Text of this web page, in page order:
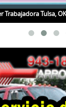
Trabajadora Tulsa,